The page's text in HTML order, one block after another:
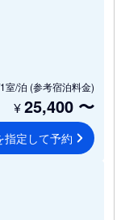
室/泊 (参考宿泊料金)
¥25,400 〜
指定して予約